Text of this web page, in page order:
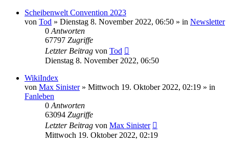
Scheibenwelt Convention 2023
von Tod » Dienstag 8. November 2022, 06:50 » in Newsletter
0 Antworten
67797 Zugriffe
Letzter Beitrag von Tod
Dienstag 8. November 2022, 06:50
WikiIndex
von Max Sinister» Mittwoch 19. Oktober 2022, 02:19 » in
Fanleben
0 Antworten
63094 Zugriffe
Letzter Beitrag von Max Sinister
Mittwoch 19. Oktober 2022, 02:19